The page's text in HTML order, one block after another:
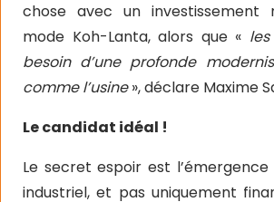
chose avec un investissement
mode Koh-Lanta, alors que «
besoin d’une profonde
comme l’usine», déclare Maxime
Le candidat idéal !
Le secret espoir est l’émergence
industriel, et pas uniquement